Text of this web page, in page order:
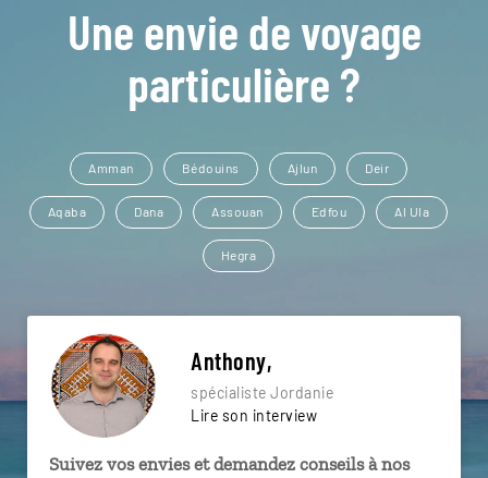
Une envie de voyage
particulière ?
Amman Bédouins Ajlun Deir
Aqaba Dana Assouan Edfou Al Ula
Hegra
Anthony,
spécialiste Jordanie
Lire son interview
Suivez vos envies et demandez conseils à nos